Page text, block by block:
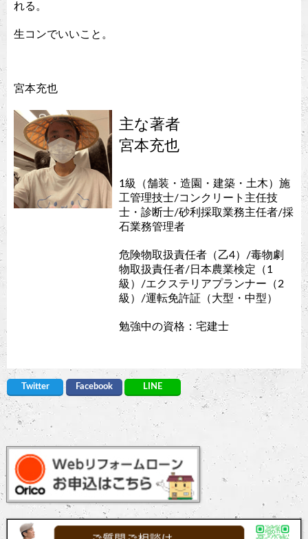
れる。
生コンでいいこと。
宮本充也
主な著者
宮本充也
1級（舗装・造園・建築・土木）施
工管理技士/コンクリート主任技
士・診断士/砂利採取業務主任者/採
石業務管理者
危険物取扱責任者（乙4）/毒物劇
物取扱責任者/日本農業検定（1
級）/エクステリアプランナー（2
級）/運転免許証（大型・中型）
勉強中の資格：宅建士
Twitter Facebook LINE